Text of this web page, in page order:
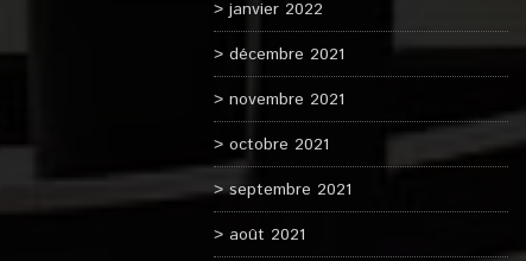
janvier 2022
décembre 2021
novembre 2021
octobre 2021
septembre 2021
août 2021